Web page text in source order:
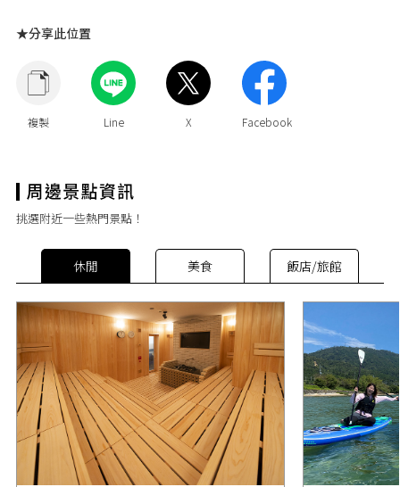
★分享此位置
挑選附近一些熱門景點！
休閒 美食 飯店/旅館